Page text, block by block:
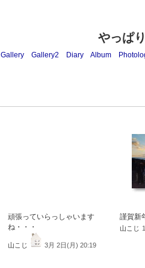
やっぱ
Gallery Gallery2 Diary Album
頑張っていらっしゃいます
ね・・・
山こじ 3月 2日(月) 20:19
謹賀新
山こじ